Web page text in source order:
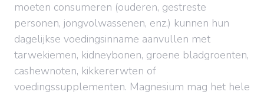
moeten consumeren (ouderen, gestreste
personen, jongvolwassenen, enz.) kunnen hun
dagelijkse voedingsinname aanvullen met
tarwekiemen, kidneybonen, groene bladgroenten,
cashewnoten, kikkererwten of
voedingssupplementen. Magnesium mag het hele